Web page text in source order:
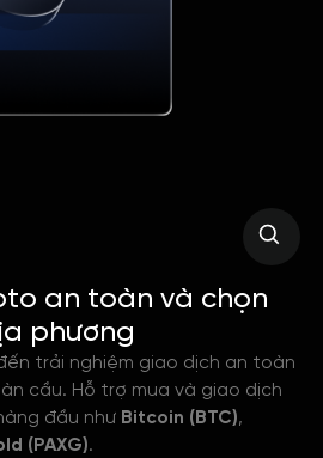
an toàn và chọn
phương
trải nghiệm giao dịch an toàn
cầu. Hỗ trợ mua và giao dịch
đầu như Bitcoin (BTC),
(PAXG).